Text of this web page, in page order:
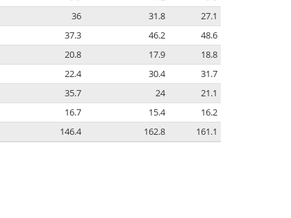
36 31.8
27.1
37.3 46.2
48.6
20.8 17.9
18.8
22.4 30.4
31.7
35.7 24
21.1
16.7 15.4
16.2
146.4 162.8 161.1